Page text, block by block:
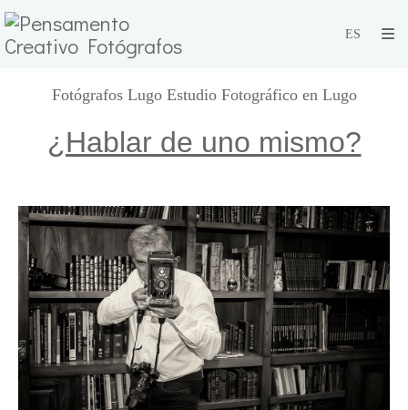
Fotógrafos Lugo Estudio Fotográfico en Lugo
¿Hablar de uno mismo?